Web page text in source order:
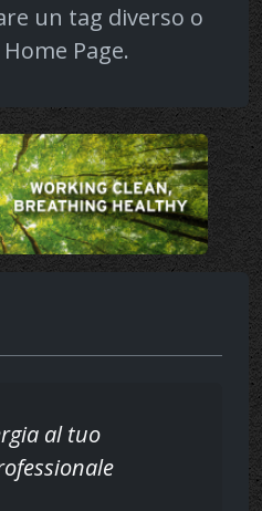
un tag diverso o
Home Page.
al tuo